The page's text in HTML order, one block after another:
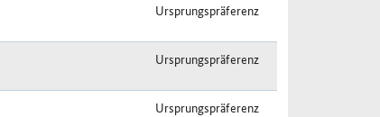
Ursprungspräferenz
Ursprungspräferenz
Ursprungspräferenz